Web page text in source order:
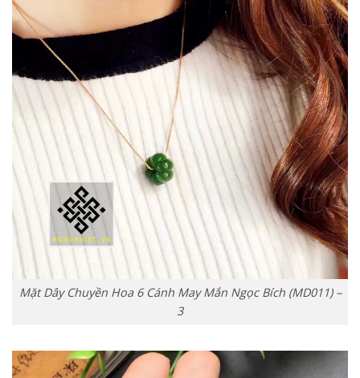
Mặt Dây Chuyền Hoa 6 Cánh May Mắn Ngọc Bích (MD011) –
3